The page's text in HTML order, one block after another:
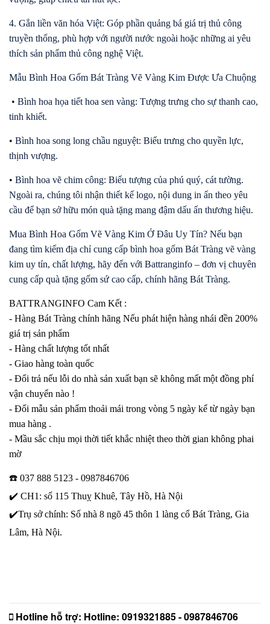
4. Gắn liền văn hóa Việt: Góp phần quảng bá giá trị thủ công
truyền thống, phù hợp với người nước ngoài hoặc những ai yêu
thích sản phẩm thủ công nghệ Việt.
Mẫu Bình Hoa Gốm Bát Tràng Vẽ Vàng Kim Được Ưa Chuộng
• Bình hoa họa tiết hoa sen vàng: Tượng trưng cho sự thanh cao,
tinh khiết.
• Bình hoa song long chầu nguyệt: Biểu trưng cho quyền lực,
thịnh vượng.
• Bình hoa vẽ chim công: Biểu tượng của phú quý, cát tường.
Ngoài ra, chúng tôi nhận thiết kế logo, nội dung in ấn theo yêu
cầu để bạn sở hữu món quà tặng mang đậm dấu ấn thương hiệu.
Mua Bình Hoa Gốm Vẽ Vàng Kim Ở Đâu Uy Tín? Nếu bạn
đang tìm kiếm địa chỉ cung cấp bình hoa gốm Bát Tràng vẽ vàng
kim uy tín, chất lượng, hãy đến với Battranginfo – đơn vị chuyên
cung cấp quà tặng gốm sứ cao cấp, chính hãng Bát Tràng.
BATTRANGINFO Cam Kết :
- Hàng Bát Tràng chính hãng Nếu phát hiện hàng nhái đền 200%
giá trị sản phẩm
- Hàng chất lượng tốt nhất
- Giao hàng toàn quốc
- Đổi trả nếu lỗi do nhà sản xuất bạn sẽ không mất một đồng phí
vận chuyển nào !
- Đổi mẫu sản phẩm thoải mái trong vòng 5 ngày kể từ ngày bạn
mua hàng .
- Mầu sắc chịu mọi thời tiết khắc nhiệt theo thời gian không phai
mờ
☎️ 037 888 5123 - 0987846706
✔️ CH1: số 115 Thuỵ Khuê, Tây Hồ, Hà Nội
✔️Trụ sở chính: Số nhà 8 ngõ 45 thôn 1 làng cổ Bát Tràng, Gia
Lâm, Hà Nội.
Hotline hỗ trợ: Hotline: 0919321885 - 0987846706